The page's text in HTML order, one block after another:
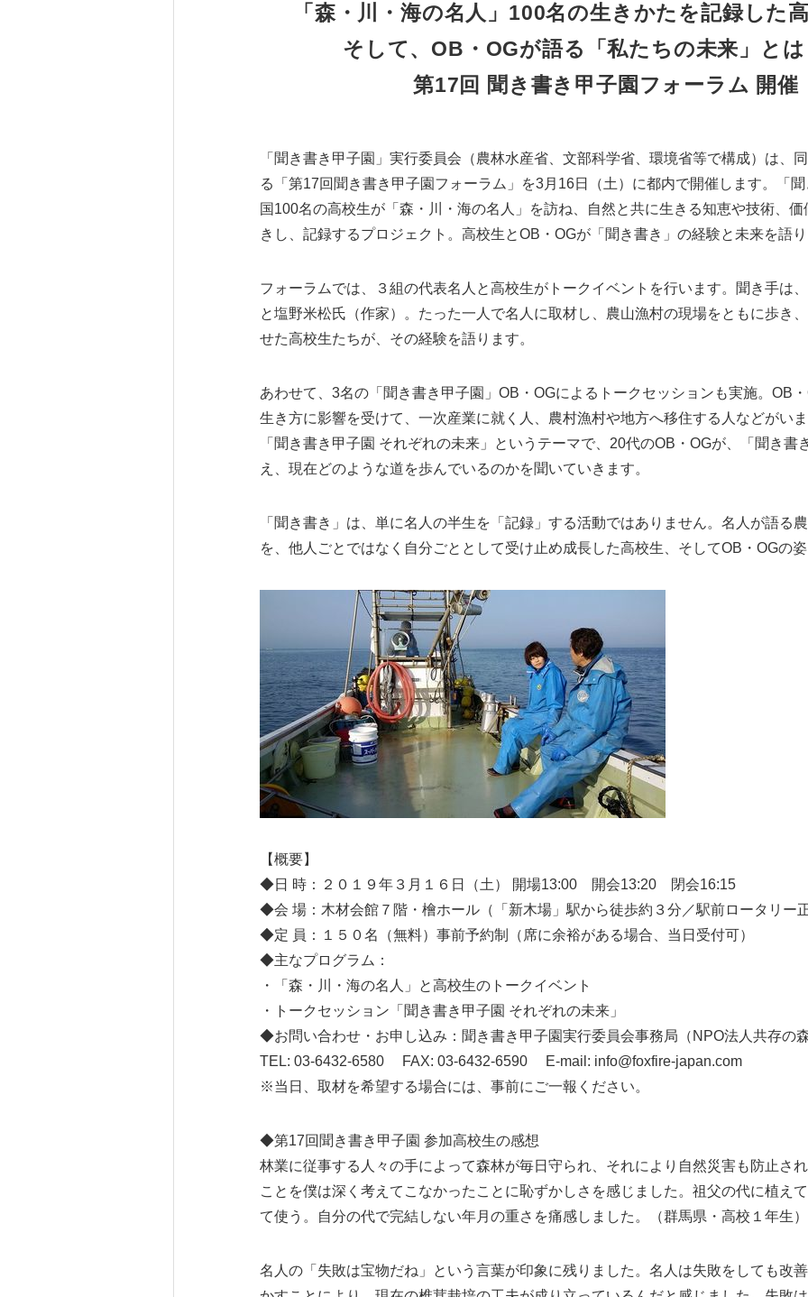
「森・川・海の名人」100名の生きかたを記録した
そして、OB・OGが語る「私たちの未来」とは
第17回 聞き書き甲子園フォーラム 開催
「聞き書き甲子園」実行委員会（農林水産省、文部科学省、環境省等で構成）は、
る「第17回聞き書き甲子園フォーラム」を3月16日（土）に都内で開催します。「
国100名の高校生が「森・川・海の名人」を訪ね、自然と共に生きる知恵や技術、
きし、記録するプロジェクト。高校生とOB・OGが「聞き書き」の経験と未来を語り
フォーラムでは、３組の代表名人と高校生がトークイベントを行います。聞き手は、
と塩野米松氏（作家）。たった一人で名人に取材し、農山漁村の現場をともに歩き
せた高校生たちが、その経験を語ります。
あわせて、3名の「聞き書き甲子園」OB・OGによるトークセッションも実施。OB
生き方に影響を受けて、一次産業に就く人、農村漁村や地方へ移住する人などがいま
「聞き書き甲子園 それぞれの未来」というテーマで、20代のOB・OGが、「聞き書
え、現在どのような道を歩んでいるのかを聞いていきます。
「聞き書き」は、単に名人の半生を「記録」する活動ではありません。名人が語る
を、他人ごとではなく自分ごととして受け止め成長した高校生、そしてOB・OGの姿
【概要】
◆日 時：２０１９年３月１６日（土） 開場13:00 開会13:20 閉会16:15
◆会 場：木材会館７階・檜ホール（「新木場」駅から徒歩約３分／駅前ロータリー正
◆定 員：１５０名（無料）事前予約制（席に余裕がある場合、当日受付可）
◆主なプログラム：
・「森・川・海の名人」と高校生のトークイベント
・トークセッション「聞き書き甲子園 それぞれの未来」
◆お問い合わせ・お申し込み：聞き書き甲子園実行委員会事務局（NPO法人共存の
TEL: 03-6432-6580 FAX: 03-6432-6590 E-mail: info@foxfire-japan.com
※当日、取材を希望する場合には、事前にご一報ください。
◆第17回聞き書き甲子園 参加高校生の感想
林業に従事する人々の手によって森林が毎日守られ、それにより自然災害も防止さ
ことを僕は深く考えてこなかったことに恥ずかしさを感じました。祖父の代に植え
て使う。自分の代で完結しない年月の重さを痛感しました。（群馬県・高校１年生）
名人の「失敗は宝物だね」という言葉が印象に残りました。名人は失敗をしても改
Japanese
English